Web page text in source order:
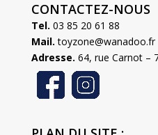
CONTACTEZ-NOUS
Tel. 03 85 20 61 88
Mail. toyzone@wanadoo.fr
Adresse. 64, rue Carnot –